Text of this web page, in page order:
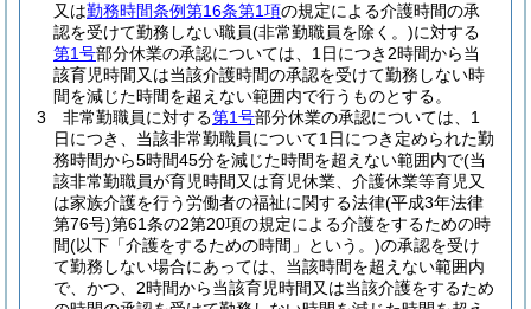
又は勤務時間条例第16条第1項の規定による介護時間の承
認を受けて勤務しない職員(非常勤職員を除く。)に対する
第1号部分休業の承認については、1日につき2時間から当
該育児時間又は当該介護時間の承認を受けて勤務しない時
間を減じた時間を超えない範囲内で行うものとする。
3
非常勤職員に対する第1号部分休業の承認については、1
日につき、当該非常勤職員について1日につき定められた勤
務時間から5時間45分を減じた時間を超えない範囲内で(当
該非常勤職員が育児時間又は育児休業、介護休業等育児又
は家族介護を行う労働者の福祉に関する法律(平成3年法律
第76号)第61条の2第20項の規定による介護をするための時
間(以下「介護をするための時間」という。)の承認を受け
て勤務しない場合にあっては、当該時間を超えない範囲内
で、かつ、2時間から当該育児時間又は当該介護をするため